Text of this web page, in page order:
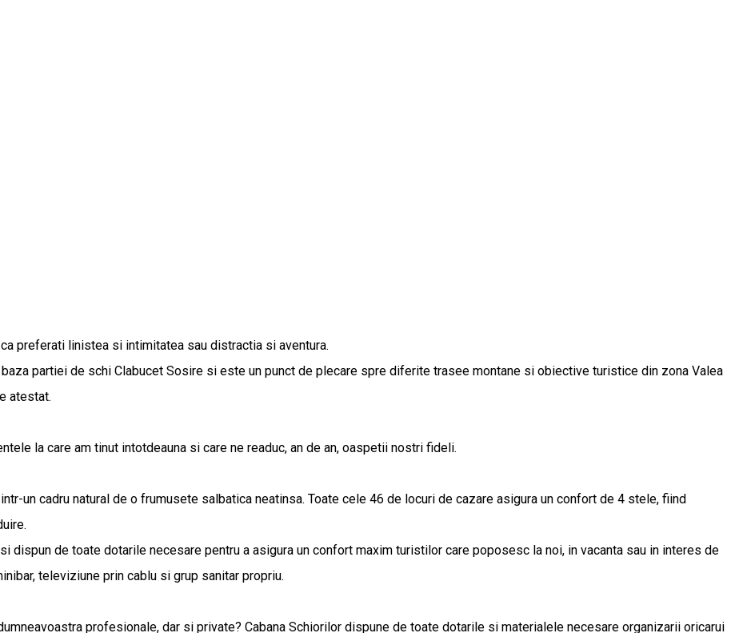
preferati linistea si intimitatea sau distractia si aventura.
partiei de schi Clabucet Sosire si este un punct de plecare spre diferite trasee montane si obiective turistice din zona Valea
atestat.
la care am tinut intotdeauna si care ne readuc, an de an, oaspetii nostri fideli.
un cadru natural de o frumusete salbatica neatinsa. Toate cele 46 de locuri de cazare asigura un confort de 4 stele, fiind
dispun de toate dotarile necesare pentru a asigura un confort maxim turistilor care poposesc la noi, in vacanta sau in interes de
televiziune prin cablu si grup sanitar propriu.
profesionale, dar si private? Cabana Schiorilor dispune de toate dotarile si materialele necesare organizarii oricarui